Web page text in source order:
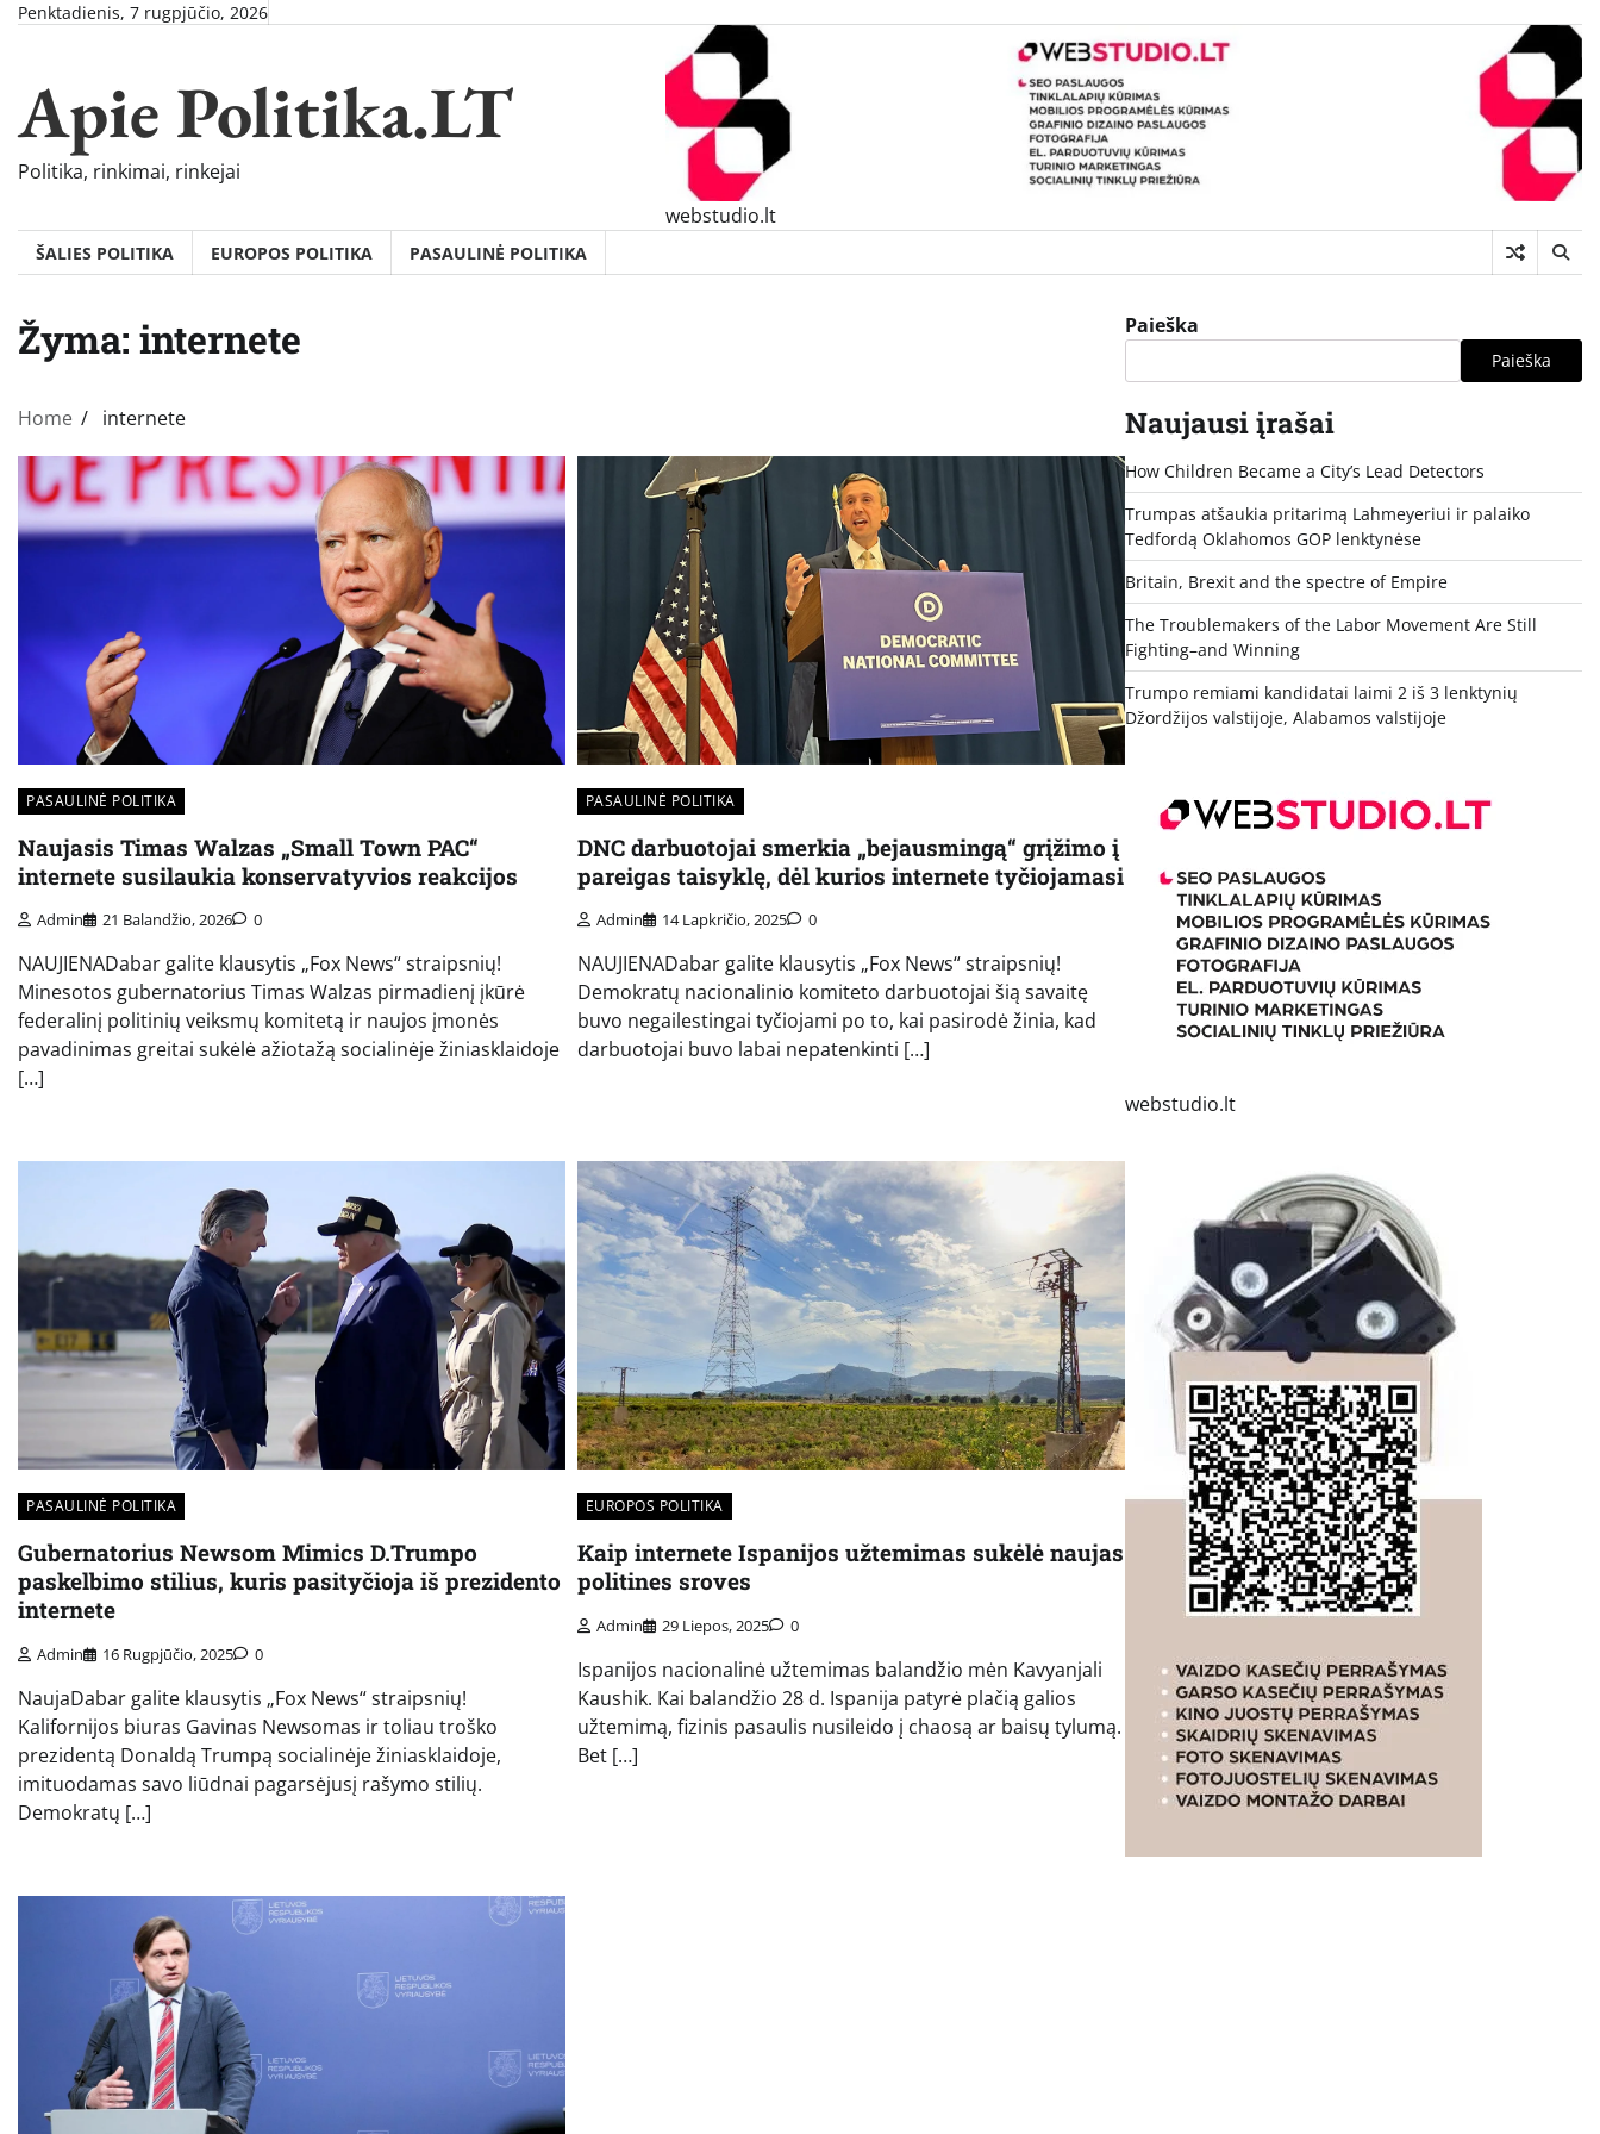
SkipPenktadienis, 7 rugpjūčio, 2026
Apie Politika.LT
Politika, rinkimai, rinkejai
webstudio.lt
ŠALIES POLITIKA EUROPOS POLITIKA PASAULINĖ POLITIKA
Žyma: internete
Home internete
PASAULINĖ POLITIKA
Naujasis Timas Walzas „Small Town PAC“
internete susilaukia konservatyvios reakcijos
Admin 21 Balandžio, 2026 0
NAUJIENADabar galite klausytis „Fox News“ straipsnių!
Minesotos gubernatorius Timas Walzas pirmadienį įkūrė
federalinį politinių veiksmų komitetą ir naujos įmonės
pavadinimas greitai sukėlė ažiotažą socialinėje žiniasklaidoje
[…]
PASAULINĖ POLITIKA
DNC darbuotojai smerkia „bejausmingą“ grįžimo į
pareigas taisyklę, dėl kurios internete tyčiojamasi
Admin 14 Lapkričio, 2025 0
NAUJIENADabar galite klausytis „Fox News“ straipsnių!
Demokratų nacionalinio komiteto darbuotojai šią savaitę
buvo negailestingai tyčiojami po to, kai pasirodė žinia, kad
darbuotojai buvo labai nepatenkinti […]
PASAULINĖ POLITIKA
Gubernatorius Newsom Mimics D.Trumpo
paskelbimo stilius, kuris pasityčioja iš prezidento
internete
Admin 16 Rugpjūčio, 2025 0
NaujaDabar galite klausytis „Fox News“ straipsnių!
Kalifornijos biuras Gavinas Newsomas ir toliau troško
prezidentą Donaldą Trumpą socialinėje žiniasklaidoje,
imituodamas savo liūdnai pagarsėjusį rašymo stilių.
Demokratų […]
EUROPOS POLITIKA
Kaip internete Ispanijos užtemimas sukėlė naujas
politines sroves
Admin 29 Liepos, 2025 0
Ispanijos nacionalinė užtemimas balandžio mėn Kavyanjali
Kaushik. Kai balandžio 28 d. Ispanija patyrė plačią galios
užtemimą, fizinis pasaulis nusileido į chaosą ar baisų tylumą.
Bet […]
Paieška
Paieška
Naujausi įrašai
How Children Became a City’s Lead Detectors
Trumpas atšaukia pritarimą Lahmeyeriui ir palaiko
Tedfordą Oklahomos GOP lenktynėse
Britain, Brexit and the spectre of Empire
The Troublemakers of the Labor Movement Are Still
Fighting–and Winning
Trumpo remiami kandidatai laimi 2 iš 3 lenktynių
Džordžijos valstijoje, Alabamos valstijoje
webstudio.lt